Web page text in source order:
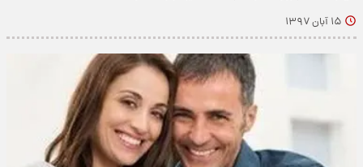
۱۵ آبان ۱۳۹۷